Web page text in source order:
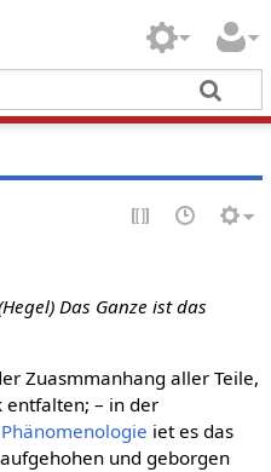
Das Ganze ist das
Zuasmmanhang aller Teile,
entfalten; – in der
Phänomenologie iet es das
und geborgen